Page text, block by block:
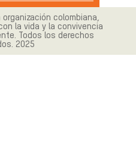
colombiana,
la vida y la convivencia
Todos los derechos
2025